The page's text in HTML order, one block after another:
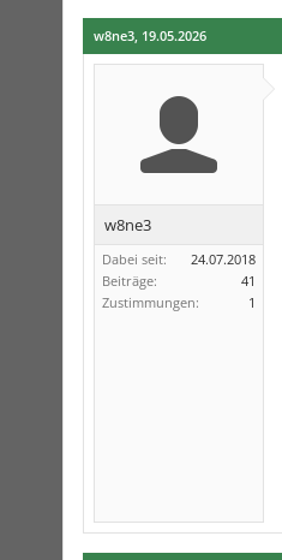
w8ne3, 19.05.2026
w8ne3
Dabei seit:
24.07.2018
Beiträge:
41
Zustimmungen:
1